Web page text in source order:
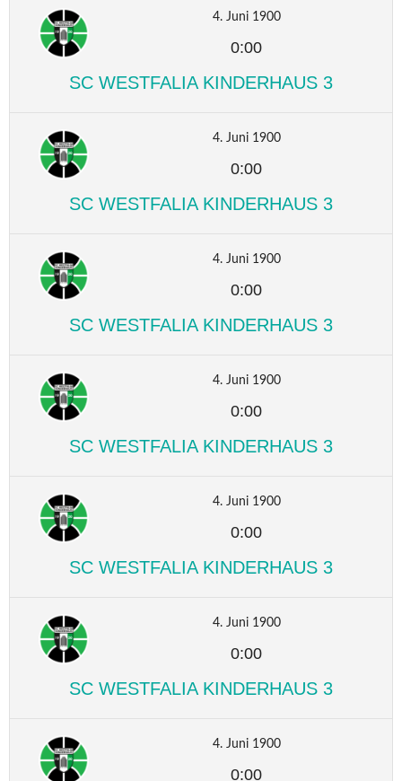
4. Juni 1900
0:00
SC WESTFALIA KINDERHAUS 3
4. Juni 1900
0:00
SC WESTFALIA KINDERHAUS 3
4. Juni 1900
0:00
SC WESTFALIA KINDERHAUS 3
4. Juni 1900
0:00
SC WESTFALIA KINDERHAUS 3
4. Juni 1900
0:00
SC WESTFALIA KINDERHAUS 3
4. Juni 1900
0:00
SC WESTFALIA KINDERHAUS 3
4. Juni 1900
0:00